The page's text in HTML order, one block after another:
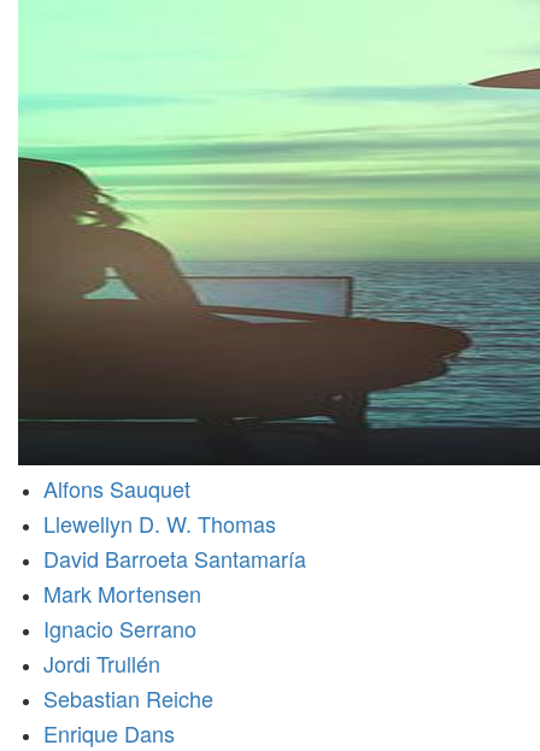
Alfons Sauquet
Llewellyn D. W. Thomas
David Barroeta Santamaría
Mark Mortensen
Ignacio Serrano
Jordi Trullén
Sebastian Reiche
Enrique Dans